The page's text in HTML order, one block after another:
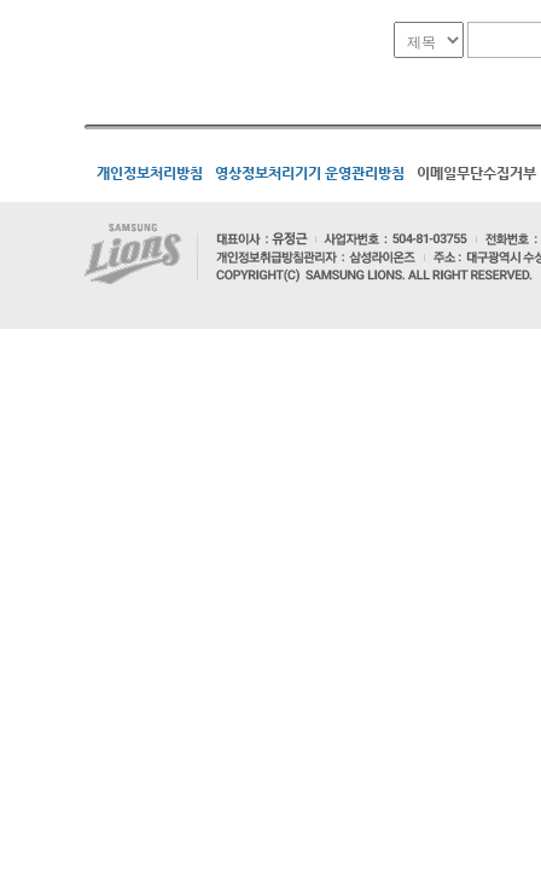
개인정보처리방침 영상정보처리기기 운영관리방침 이메일무단수집거부